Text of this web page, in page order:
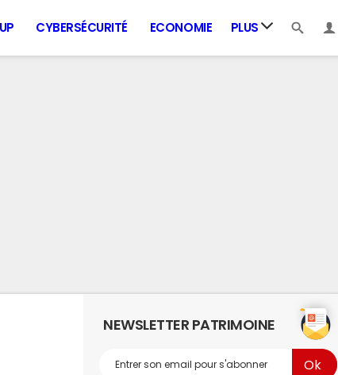
CYBERSÉCURITÉ ECONOMIE PLUS
NEWSLETTER PATRIMOINE